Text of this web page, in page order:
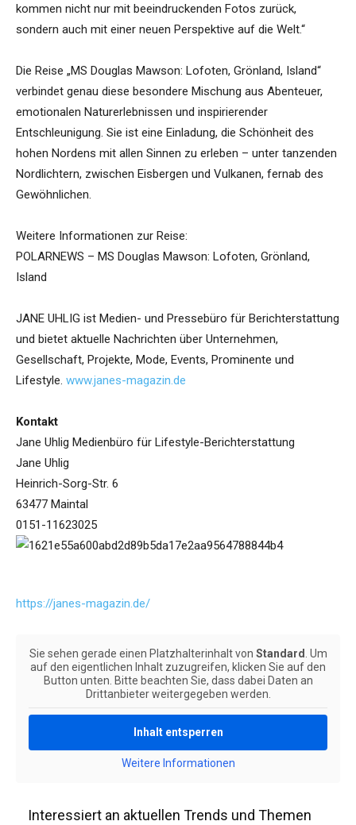
kommen nicht nur mit beeindruckenden Fotos zurück,
sondern auch mit einer neuen Perspektive auf die Welt.“
Die Reise „MS Douglas Mawson: Lofoten, Grönland, Island“
verbindet genau diese besondere Mischung aus Abenteuer,
emotionalen Naturerlebnissen und inspirierender
Entschleunigung. Sie ist eine Einladung, die Schönheit des
hohen Nordens mit allen Sinnen zu erleben – unter tanzenden
Nordlichtern, zwischen Eisbergen und Vulkanen, fernab des
Gewöhnlichen.
Weitere Informationen zur Reise:
POLARNEWS – MS Douglas Mawson: Lofoten, Grönland,
Island
JANE UHLIG ist Medien- und Pressebüro für Berichterstattung
und bietet aktuelle Nachrichten über Unternehmen,
Gesellschaft, Projekte, Mode, Events, Prominente und
Lifestyle. www.janes-magazin.de
Kontakt
Jane Uhlig Medienbüro für Lifestyle-Berichterstattung
Jane Uhlig
Heinrich-Sorg-Str. 6
63477 Maintal
0151-11623025
https://janes-magazin.de/
Sie sehen gerade einen Platzhalterinhalt von Standard . Um
auf den eigentlichen Inhalt zuzugreifen, klicken Sie auf den
Button unten. Bitte beachten Sie, dass dabei Daten an
Drittanbieter weitergegeben werden.
Inhalt entsperren
Weitere Informationen
Interessiert an aktuellen Trends und Themen